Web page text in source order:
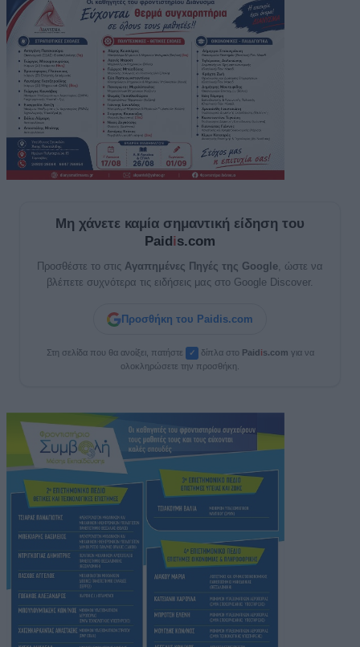
Μη χάνετε καμία σημαντική είδηση του
Paidis.com
Προσθέστε το στις Αγαπημένες Πηγές της Google, ώστε να
βλέπετε συχνότερα τις ειδήσεις μας στο Google Discover.
Προσθήκη του Paidis.com
Στη σελίδα που θα ανοίξει, πατήστε ✓ δίπλα στο Paidis.com για να
ολοκληρώσετε την προσθήκη.